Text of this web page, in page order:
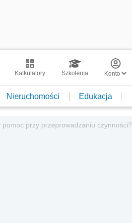
Kalkulatory Szkolenia Konto
Nieruchomości Edukacja
przy przeprowadzaniu czynności?